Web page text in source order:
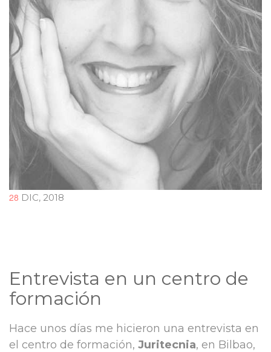
28 DIC, 2018
Entrevista en un centro de
formación
Hace unos días me hicieron una entrevista en
el centro de formación, Juritecnia, en Bilbao,